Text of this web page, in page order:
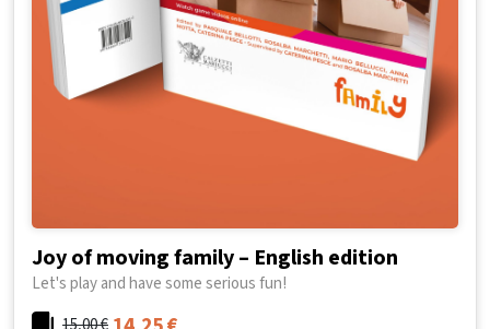
Joy of moving family – English edition
Let's play and have some serious fun!